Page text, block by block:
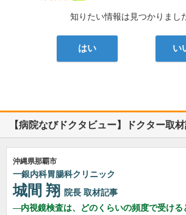
知りたい情報は見つかりまし
はい い
【病院なびドクタビュー】ドクター取
沖縄県那覇市
一銀内科胃腸科クリニック
城間 翔 院長 取材記事
内視鏡検査は、どのくらいの頻度で受ける